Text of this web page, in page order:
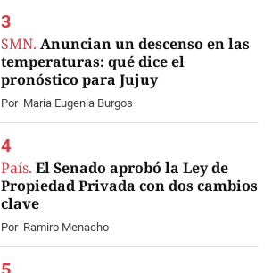
SMN. Anuncian un descenso en las
temperaturas: qué dice el
pronóstico para Jujuy
Por Maria Eugenia Burgos
País. El Senado aprobó la Ley de
Propiedad Privada con dos cambios
clave
Por Ramiro Menacho